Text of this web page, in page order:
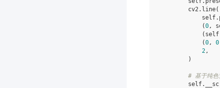
cv2. line(
self.
(0,
( self
(0, 0
2,
)
# 基于纯色
self.